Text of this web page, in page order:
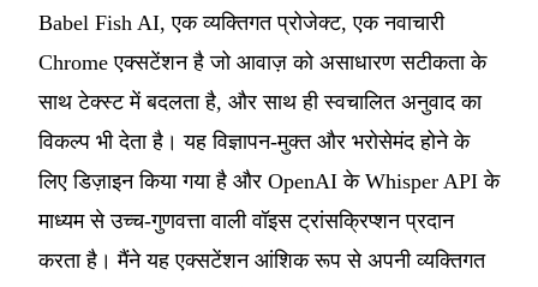
Babel Fish AI, एक व्यक्तिगत प्रोजेक्ट, एक नवाचारी
Chrome एक्सटेंशन है जो आवाज़ को असाधारण सटीकता के
साथ टेक्स्ट में बदलता है, और साथ ही स्वचालित अनुवाद का
विकल्प भी देता है। यह विज्ञापन-मुक्त और भरोसेमंद होने के
लिए डिज़ाइन किया गया है और OpenAI के Whisper API के
माध्यम से उच्च-गुणवत्ता वाली वॉइस ट्रांसक्रिप्शन प्रदान
करता है। मैंने यह एक्सटेंशन आंशिक रूप से अपनी व्यक्तिगत